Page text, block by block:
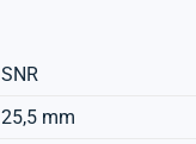
SNR
25,5 mm